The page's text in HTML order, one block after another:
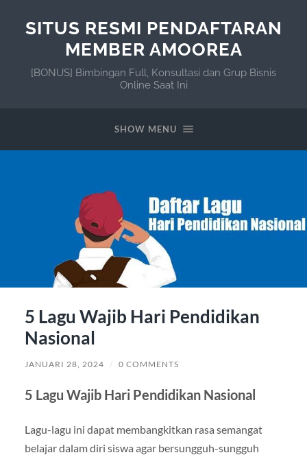
SITUS RESMI PENDAFTARAN
MEMBER AMOOREA
[BONUS] Bimbingan Full, Konsultasi dan Grup Bisnis
Online Saat Ini
SHOW MENU
5 Lagu Wajib Hari Pendidikan
Nasional
JANUARI 28, 2024 / 0 COMMENTS
5 Lagu Wajib Hari Pendidikan Nasional
Lagu-lagu ini dapat membangkitkan rasa semangat
belajar dalam diri siswa agar bersungguh-sungguh